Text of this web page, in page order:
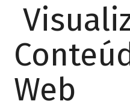
Web